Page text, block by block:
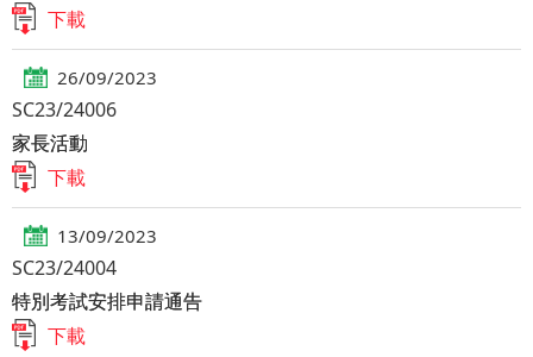
下載
26/09/2023
SC23/24006
家長活動
下載
13/09/2023
SC23/24004
特別考試安排申請通告
下載